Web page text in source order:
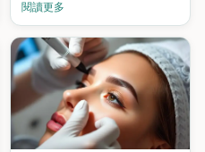
程時，證書的認受性至關重要。
閱讀更多